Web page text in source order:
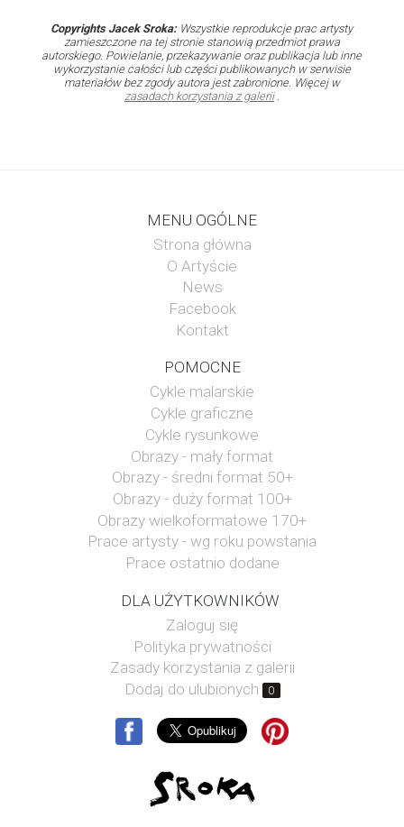
Copyrights Jacek Sroka:Wszystkie reprodukcje prac artysty
zamieszczone na tej stronie stanowią przedmiot prawa
autorskiego. Powielanie, przekazywanie oraz publikacja lub inne
wykorzystanie całości lub części publikowanych w serwisie
materiałów bez zgody autora jest zabronione. Więcej w
zasadach korzystania z galerii.
MENU OGÓLNE
Strona główna
O Artyście
News
Facebook
Kontakt
POMOCNE
Cykle malarskie
Cykle graficzne
Cykle rysunkowe
Obrazy - mały format
Obrazy - średni format 50+
Obrazy - duży format 100+
Obrazy wielkoformatowe 170+
Prace artysty - wg roku powstania
Prace ostatnio dodane
DLA UŻYTKOWNIKÓW
Zaloguj się
Polityka prywatności
Zasady korzystania z galerii
Dodaj do ulubionych
0